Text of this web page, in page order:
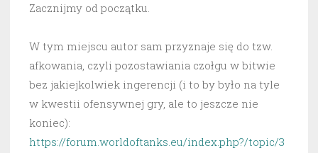
Zacznijmy od początku.
W tym miejscu autor sam przyznaje się do tzw.
afkowania, czyli pozostawiania czołgu w bitwie
bez jakiejkolwiek ingerencji (i to by było na tyle
w kwestii ofensywnej gry, ale to jeszcze nie
koniec):
https://forum.worldoftanks.eu/index.php?/topic/3